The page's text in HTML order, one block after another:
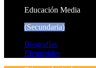
Educación Media
(Secundaria)
Biografías
Efemérides